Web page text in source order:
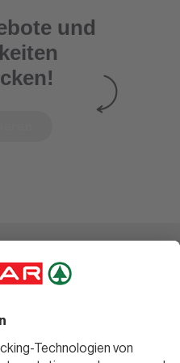
und
Geniessen
Rezeptwelt
Blog